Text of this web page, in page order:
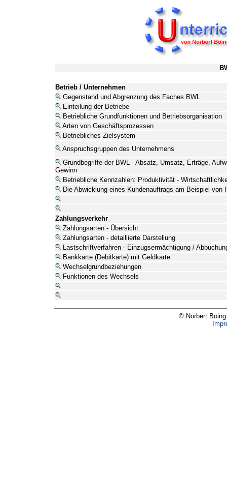
Betrieb / Unternehmen
Gegenstand und Abgrenzung des Faches BWL
Einteilung der Betriebe
Betriebliche Grundfunktionen und Betriebsorganisation
Arten von Geschäftsprozessen
Betriebliches Zielsystem
Anspruchsgruppen des Unternehmens
Grundbegriffe der BWL - Absatz, Umsatz, Erträge,
Gewinn
Betriebliche Kennzahlen: Produktivität -
Die Abwicklung eines Kundenauftrags am Beispiel von
Zahlungsverkehr
Zahlungsarten - Übersicht
Zahlungsarten - detaillierte Darstellung
Lastschriftverfahren - Einzugsermächtigung /
Bankkarte (Debitkarte) mit Geldkarte
Wechselgrundbeziehungen
Funktionen des Wechsels
© Norbert